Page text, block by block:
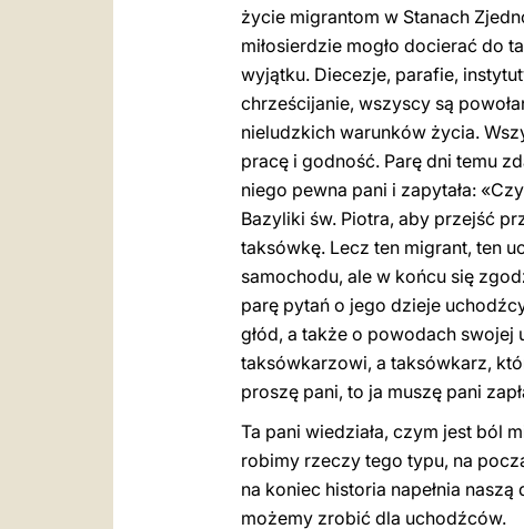
życie migrantom w Stanach
miłosierdzie mogło docierać do
wyjątku. Diecezje, parafie,
chrześcijanie, wszyscy są
nieludzkich warunków życia.
pracę i godność. Parę dni temu
niego pewna pani i zapytała:
Bazyliki św. Piotra, aby przejść
taksówkę. Lecz ten migrant, ten
samochodu, ale w końcu się
parę pytań o jego dzieje
głód, a także o powodach
taksówkarzowi, a taksówkarz,
proszę pani, to ja muszę pani
Ta pani wiedziała, czym jest ból
robimy rzeczy tego typu, na
na koniec historia napełnia
możemy zrobić dla uchodźców.